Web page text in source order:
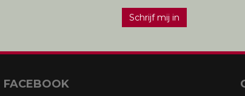
Schrijf mij in
FACEBOOK